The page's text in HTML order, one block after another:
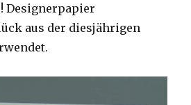
Designerpapier
aus der diesjährigen